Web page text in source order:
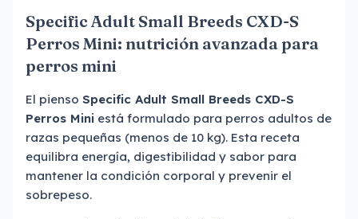
Specific Adult Small Breeds CXD-S
Perros Mini: nutrición avanzada para
perros mini
El pienso Specific Adult Small Breeds CXD-S
Perros Mini está formulado para perros adultos de
razas pequeñas (menos de 10 kg). Esta receta
equilibra energía, digestibilidad y sabor para
mantener la condición corporal y prevenir el
sobrepeso.